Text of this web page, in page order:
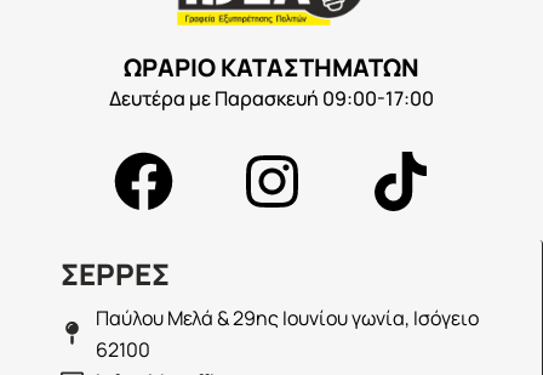
ΩΡΑΡΙΟ ΚΑΤΑΣΤΗΜΑΤΩΝ
Δευτέρα με Παρασκευή 09:00-17:00
ΣΕΡΡΕΣ
Παύλου Μελά & 29ης Ιουνίου γωνία, Ισόγειο
62100